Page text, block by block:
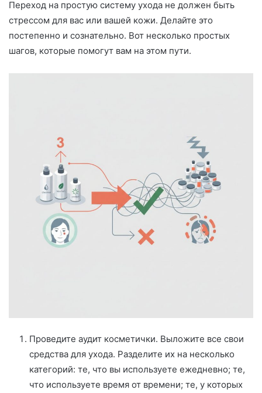
Переход на простую систему ухода не должен быть
стрессом для вас или вашей кожи. Делайте это
постепенно и сознательно. Вот несколько простых
шагов, которые помогут вам на этом пути.
Проведите аудит косметички. Выложите все свои
средства для ухода. Разделите их на несколько
категорий: те, что вы используете ежедневно; те,
что используете время от времени; те, у которых